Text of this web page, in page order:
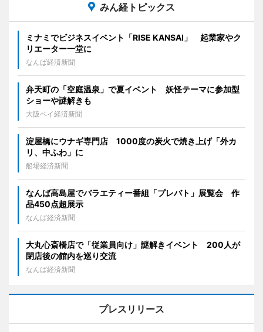
みん経トピックス
ミナミでビジネスイベント「RISE KANSAI」 起業家やク
リエーター一堂に
なんば経済新聞
弁天町の「空庭温泉」で夏イベント 妖怪テーマに参加型
ショーや謎解きも
大阪ベイ経済新聞
淀屋橋にウナギ専門店 1000度の炭火で焼き上げ「外カ
リ、中ふわ」に
船場経済新聞
なんば高島屋でバラエティー番組「プレバト」展覧会 作
品450点超展示
なんば経済新聞
大丸心斎橋店で「従業員向け」謎解きイベント 200人が
閉店後の館内を巡り交流
なんば経済新聞
プレスリリース